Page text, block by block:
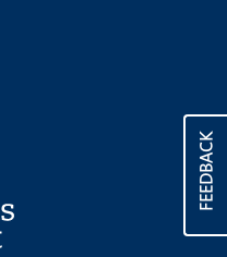
FEEDBACK